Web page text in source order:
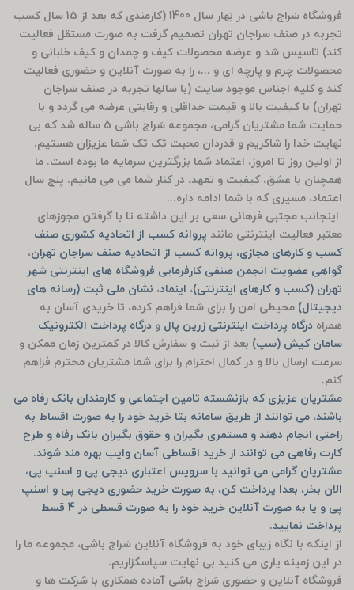
فروشگاه سَراج باشی در بَهار سال 1400 (کارمندی که بعد از 15 سال کسب
تجربه در صنف سراجان تهران تصمیم گرفت به صورت مستقل فعالیت
کند) تاسیس شد و عرضه محصولات کیف و چمدان و کیف خلبانی و
محصولات چرم و پارچه ای و ...، را به صورت آنلاین و حضوری فعالیت
کند و کلیه اجناس موجود سایت (با سالها تجربه در صنف سَراجان
تهران) با کیفیت بالا و قیمت حداقلی و رقابتی عرضه می گردد و با
حمایت شما مشتریان گرامی، مجموعه سَراج باشی 5 ساله شد که بی
نهایت خدا را شاکریم و قدردان محبت تک تک شما عزیزان هستیم.
از اولین روز تا امروز، اعتماد شما بزرگترین سرمایه ما بوده است. ما
همچنان با عشق، کیفیت و تعهد، در کنار شما می می مانیم. پنج سال
اعتماد، مسیری که با شما ادامه داره...
اینجانب مجتبی فرهانی سعی بر این داشته تا با گرفتن مجوزهای
معتبر فعالیت اینترنتی مانند پروانه کسب از اتحادیه کشوری صنف
کسب و کارهای مجازی، پروانه کسب از اتحادیه صنف سراجان تهران،
گواهی عضویت انجمن صنفی کارفرمایی فروشگاه های اینترنتی شهر
تهران (کسب و کارهای اینترنتی)، اینماد، نشان ملی ثبت (رسانه های
دیجیتال) محیطی امن را برای شما فراهم کرده، تا خریدی آسان به
همراه درگاه پرداخت اینترنتی زرین پال و درگاه پرداخت الکترونیک
سامان کیش (سپ) بعد از ثبت و سفارش کالا در کمترین زمان ممکن و
سرعت ارسال بالا و در کمال احترام را برای شما مشتریان محترم فراهم
کنم.
مشتریان عزیزی که بازنشسته تامین اجتماعی و کارمندان بانک رفاه می
باشند، می توانند از طریق سامانه بتا خرید خود را به صورت اقساط به
راحتی انجام دهند و مستمری بگیران و حقوق بگیران بانک رفاه و طرح
کارت رفاهی می توانند از خرید اقساطی آسان وایب بهره مند شوند.
مشتریان گرامی می توانید با سرویس اعتباری دیجی پی و اسنپ پی،
الان بخر، بعدا پرداخت کن، به صورت خرید حضوری دیجی پی و اسنپ
پی و یا به صورت آنلاین خرید خود را به صورت قسطی در 4 قسط
پرداخت نمایید.
از اینکه با نگاه زیبای خود به فروشگاه آنلاین سَراج باشی، مجموعه ما را
در این زمینه یاری می کنید بی نهایت سپاسگزاریم.
فروشگاه آنلاین و حضوری سَراج باشی آماده همکاری با شرکت ها و